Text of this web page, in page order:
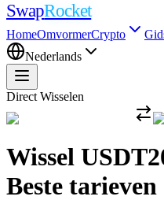
SwapRocket
HomeOmvormerCrypto
Nederlands
Direct Wisselen
Wissel
Beste